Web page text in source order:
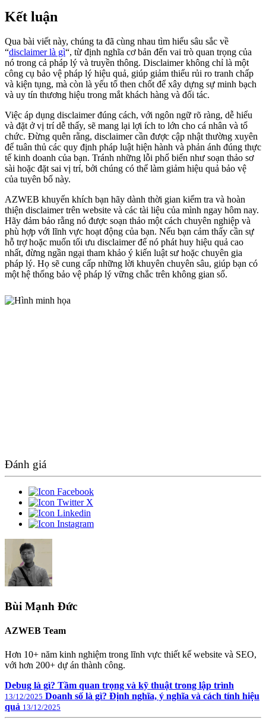
Kết luận
Qua bài viết này, chúng ta đã cùng nhau tìm hiểu sâu sắc về
“disclaimer là gì“, từ định nghĩa cơ bản đến vai trò quan trọng của
nó trong cả pháp lý và truyền thông. Disclaimer không chỉ là một
công cụ bảo vệ pháp lý hiệu quả, giúp giảm thiểu rủi ro tranh chấp
và kiện tụng, mà còn là yếu tố then chốt để xây dựng sự minh bạch
và uy tín thương hiệu trong mắt khách hàng và đối tác.
Việc áp dụng disclaimer đúng cách, với ngôn ngữ rõ ràng, dễ hiểu
và đặt ở vị trí dễ thấy, sẽ mang lại lợi ích to lớn cho cá nhân và tổ
chức. Đừng quên rằng, disclaimer cần được cập nhật thường xuyên
để tuân thủ các quy định pháp luật hiện hành và phản ánh đúng thực
tế kinh doanh của bạn. Tránh những lỗi phổ biến như soạn thảo sơ
sài hoặc đặt sai vị trí, bởi chúng có thể làm giảm hiệu quả bảo vệ
của tuyên bố này.
AZWEB khuyến khích bạn hãy dành thời gian kiểm tra và hoàn
thiện disclaimer trên website và các tài liệu của mình ngay hôm nay.
Hãy đảm bảo rằng nó được soạn thảo một cách chuyên nghiệp và
phù hợp với lĩnh vực hoạt động của bạn. Nếu bạn cảm thấy cần sự
hỗ trợ hoặc muốn tối ưu disclaimer để nó phát huy hiệu quả cao
nhất, đừng ngần ngại tham khảo ý kiến luật sư hoặc chuyên gia
pháp lý. Họ sẽ cung cấp những lời khuyên chuyên sâu, giúp bạn có
một hệ thống bảo vệ pháp lý vững chắc trên không gian số.
Đánh giá
Bùi Mạnh Đức
AZWEB Team
Hơn 10+ năm kinh nghiệm trong lĩnh vực thiết kế website và SEO,
với hơn 200+ dự án thành công.
Debug là gì? Tầm quan trọng và kỹ thuật trong lập trình
13/12/2025 Doanh số là gì? Định nghĩa, ý nghĩa và cách tính hiệu
quả 13/12/2025